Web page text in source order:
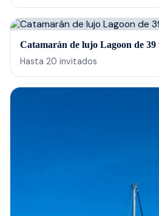
Catamarán de lujo Lagoon de 39
Hasta 20 invitados